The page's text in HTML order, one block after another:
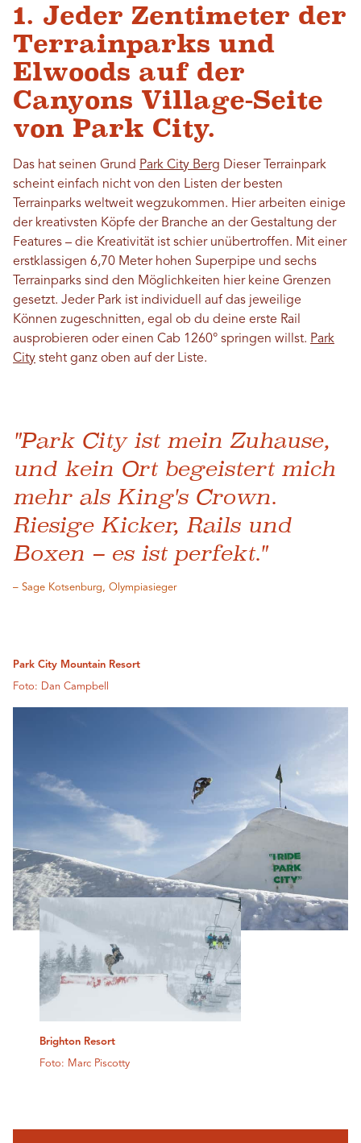
1. Jeder Zentimeter der
Terrainparks und
Elwoods auf der
Canyons Village-Seite
von Park City.
Das hat seinen Grund Park City Berg Dieser Terrainpark
scheint einfach nicht von den Listen der besten
Terrainparks weltweit wegzukommen. Hier arbeiten einige
der kreativsten Köpfe der Branche an der Gestaltung der
Features – die Kreativität ist schier unübertroffen. Mit einer
erstklassigen 6,70 Meter hohen Superpipe und sechs
Terrainparks sind den Möglichkeiten hier keine Grenzen
gesetzt. Jeder Park ist individuell auf das jeweilige
Können zugeschnitten, egal ob du deine erste Rail
ausprobieren oder einen Cab 1260° springen willst. Park
City steht ganz oben auf der Liste.
"Park City ist mein Zuhause,
und kein Ort begeistert mich
mehr als King's Crown.
Riesige Kicker, Rails und
Boxen – es ist perfekt."
– Sage Kotsenburg, Olympiasieger
Brighton Resort
Foto: Marc Piscotty
Park City Mountain Resort
Foto: Dan Campbell